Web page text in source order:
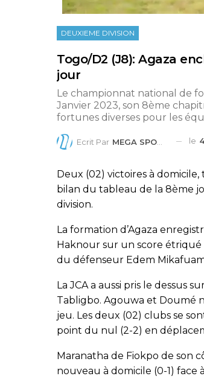
DEUXIEME DIVISION
Togo/D2 (J8): Agaza
jour
Le championnat national de
Janvier 2023, son 8ème
fortunes diverses pour les
Ecrit Par MEGA SPORTS le
Deux (02) victoires à
bilan du tableau de la 8ème
division.
La formation d’Agaza
Haknour sur un score étriqué
du défenseur Edem
La JCA a aussi pris le dessus
Tabligbo. Agouwa et Doumé
jeu. Les deux (02) clubs se
point du nul (2-2) en
Maranatha de Fiokpo de son
nouveau à domicile (0-1) face